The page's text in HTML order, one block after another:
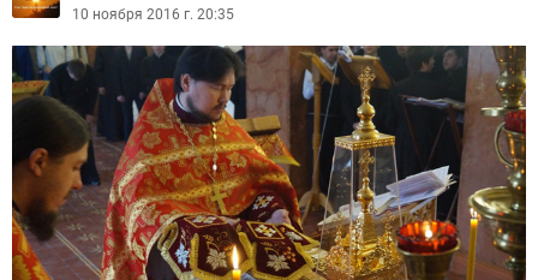
10 ноября 2016 г. 20:35